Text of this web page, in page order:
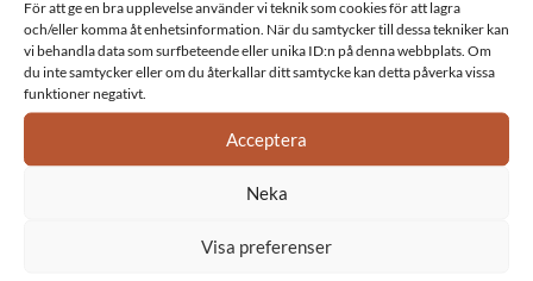
För att ge en bra upplevelse använder vi teknik som cookies för att lagra
och/eller komma åt enhetsinformation. När du samtycker till dessa tekniker kan
vi behandla data som surfbeteende eller unika ID:n på denna webbplats. Om
du inte samtycker eller om du återkallar ditt samtycke kan detta påverka vissa
funktioner negativt.
Acceptera
Neka
Visa preferenser
Besök vår sidaorterför att se om vi finns i ditt
område
Kontakta oss
Namn*